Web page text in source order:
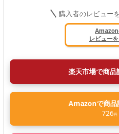
購入者のレビュー
レビュー
楽天市場で商品
Amazonで商品
726円